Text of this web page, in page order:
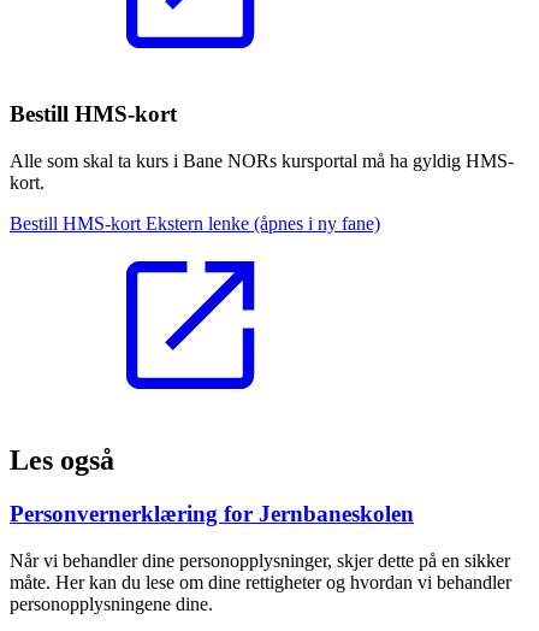
Bestill HMS-kort
Alle som skal ta kurs i Bane NORs kursportal må ha gyldig HMS-
kort.
Bestill HMS-kort Ekstern lenke (åpnes i ny fane)
Les også
Personvernerklæring for Jernbaneskolen
Når vi behandler dine personopplysninger, skjer dette på en sikker
måte. Her kan du lese om dine rettigheter og hvordan vi behandler
personopplysningene dine.